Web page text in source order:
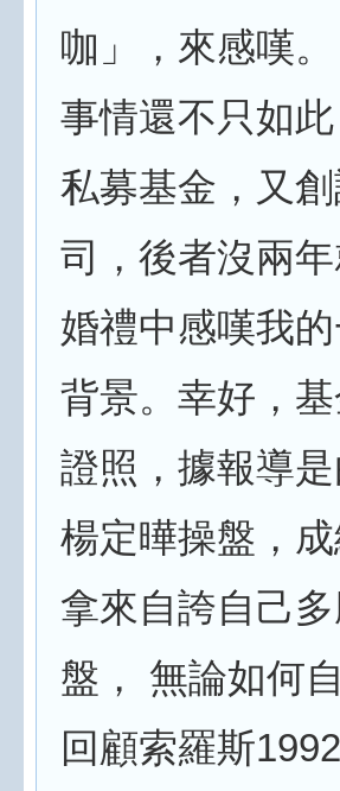
咖」，來感嘆。
事情還不只如
私募基金，又
司，後者沒兩
婚禮中感嘆我
背景。幸好，
證照，據報導
楊定曄操盤，
拿來自誇自己
盤， 無論如何
回顧索羅斯